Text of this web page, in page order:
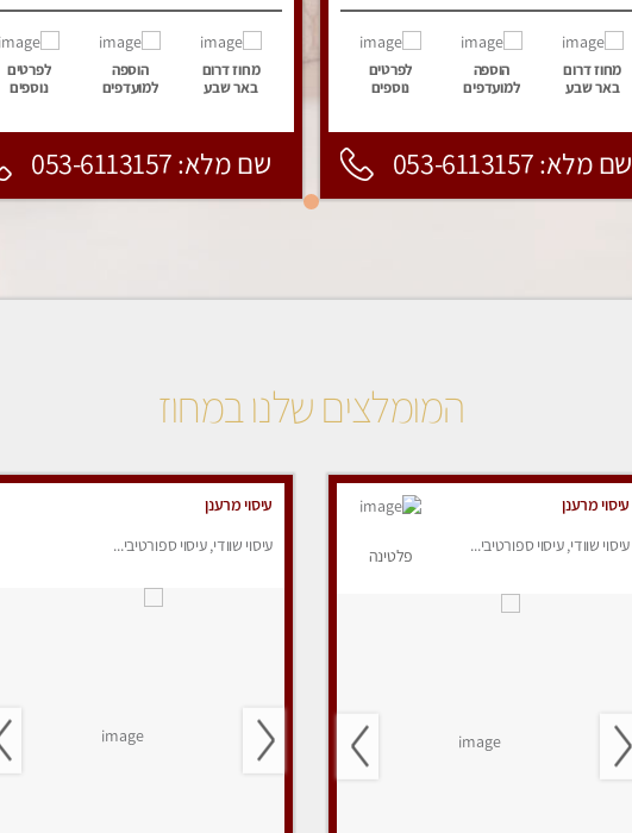
מחוז דרום
באר שבע
הוספה
למועדפים
לפרטים
נוספים
שם מלא: 053-6113157
מחוז דרום
באר שבע
הוספה
למועדפים
לפרטים
נוספים
שם מלא: 053-6113157
המומלצים שלנו במחוז
עיסוי מרענן
עיסוי שוודי, עיסוי ספורטיבי...
פלטינה
עיסוי מרענן
עיסוי שוודי, עיסוי ספורטיבי...